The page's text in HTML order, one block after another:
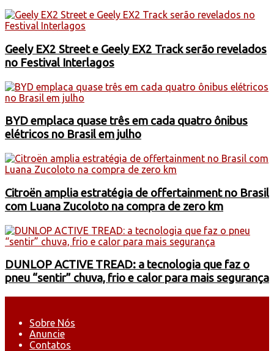
Geely EX2 Street e Geely EX2 Track serão revelados
no Festival Interlagos
BYD emplaca quase três em cada quatro ônibus
elétricos no Brasil em julho
Citroën amplia estratégia de offertainment no Brasil
com Luana Zucoloto na compra de zero km
DUNLOP ACTIVE TREAD: a tecnologia que faz o
pneu “sentir” chuva, frio e calor para mais segurança
Sobre Nós
Anuncie
Contatos